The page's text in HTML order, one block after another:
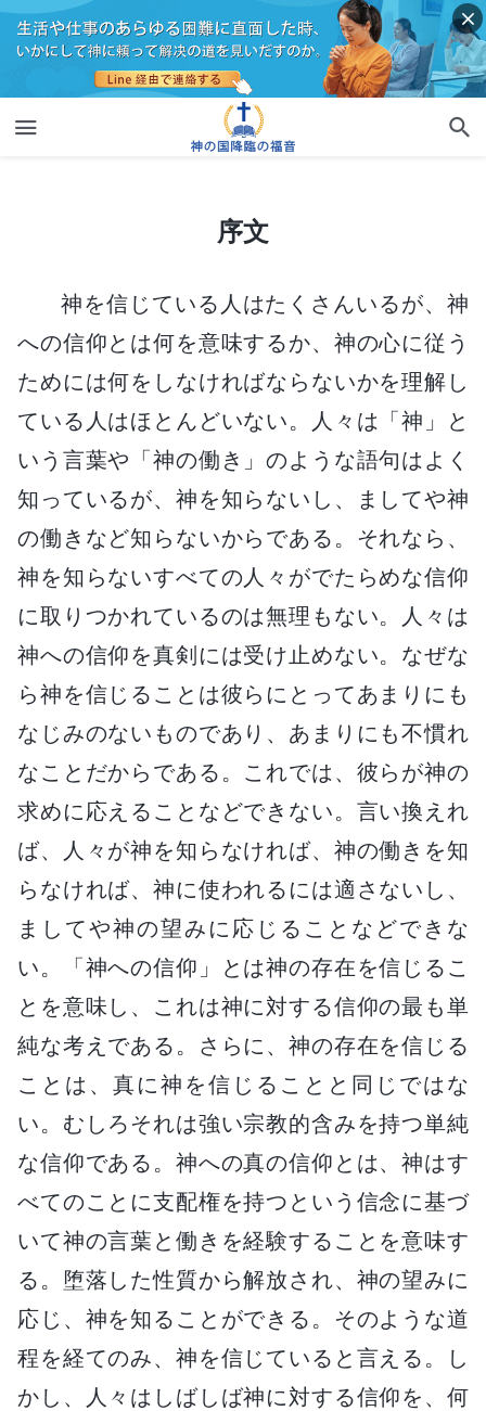
序文
神を信じている人はたくさんいるが、神
への信仰とは何を意味するか、神の心に従う
ためには何をしなければならないかを理解し
ている人はほとんどいない。人々は「神」と
いう言葉や「神の働き」のような語句はよく
知っているが、神を知らないし、ましてや神
の働きなど知らないからである。それなら、
神を知らないすべての人々がでたらめな信仰
に取りつかれているのは無理もない。人々は
神への信仰を真剣には受け止めない。なぜな
ら神を信じることは彼らにとってあまりにも
なじみのないものであり、あまりにも不慣れ
なことだからである。これでは、彼らが神の
求めに応えることなどできない。言い換えれ
ば、人々が神を知らなければ、神の働きを知
らなければ、神に使われるには適さないし、
ましてや神の望みに応じることなどできな
い。「神への信仰」とは神の存在を信じるこ
とを意味し、これは神に対する信仰の最も単
純な考えである。さらに、神の存在を信じる
ことは、真に神を信じることと同じではな
い。むしろそれは強い宗教的含みを持つ単純
な信仰である。神への真の信仰とは、神はす
べてのことに支配権を持つという信念に基づ
いて神の言葉と働きを経験することを意味す
る。堕落した性質から解放され、神の望みに
応じ、神を知ることができる。そのような道
程を経てのみ、神を信じていると言える。し
かし、人々はしばしば神に対する信仰を、何